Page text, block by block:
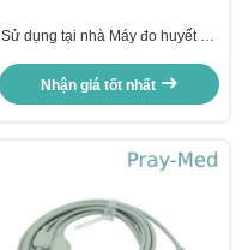
Sử dụng tại nhà Máy đo huyết áp
Nhận giá tốt nhất